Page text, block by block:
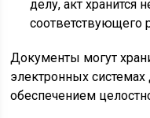
делу, акт хранится
соответствующего
Документы могут
электронных
обеспечением